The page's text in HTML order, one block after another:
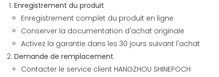
Enregistrement du produit
Enregistrement complet du produit en ligne
Conserver la documentation d'achat originale
Activez la garantie dans les 30 jours suivant l'achat
Demande de remplacement
Contacter le service client HANGZHOU SHINEPOCH